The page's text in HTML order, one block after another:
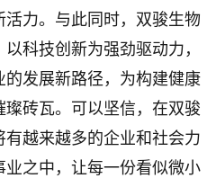
力。与此同时，双骏生物
科技创新为强劲驱动力，
发展新路径，为构建健康
砖瓦。可以坚信，在双骏
越来越多的企业和社会力
之中，让每一份看似微小